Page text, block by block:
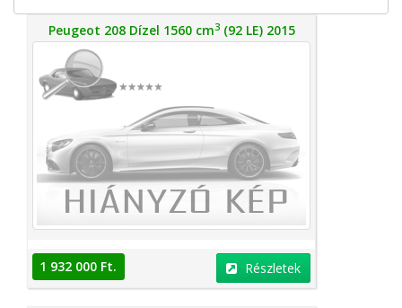
Peugeot 208 Dízel 1560 cm3(92 LE) 2015
1 932 000 Ft. Részletek